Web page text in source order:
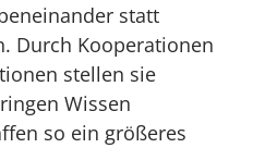
statt
Durch Kooperationen
stellen sie
Wissen
so ein größeres